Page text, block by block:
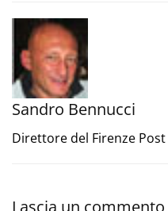
Sandro Bennucci
Direttore del Firenze Post
Lascia un commento